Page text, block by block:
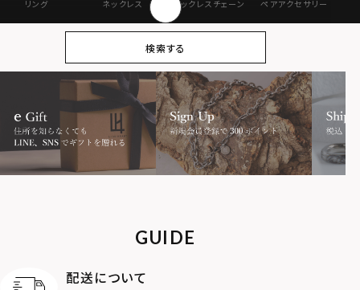
リング ネックレス ネックレスチェーン ペアアクセサリー
オンラインストア
限定
ギフトボックス パーツ
MOTIF
ロゴ
検索する
GUIDE
配送について